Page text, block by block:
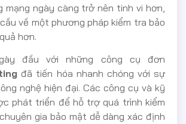
mạng ngày càng trở nên tinh vi hơn,
về một phương pháp kiểm tra bảo
hơn.
đầu với những công cụ đơn
đã tiến hóa nhanh chóng với sự
nghệ hiện đại. Các công cụ và kỹ
phát triển để hỗ trợ quá trình kiểm
gia bảo mật dễ dàng xác định